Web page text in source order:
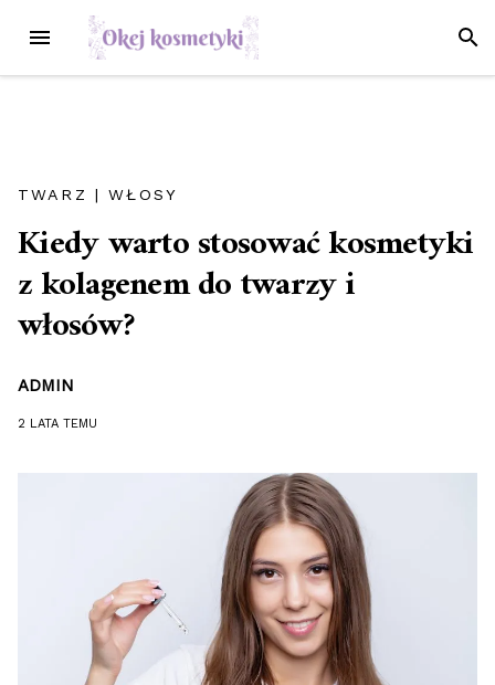
treści
MENU
TWARZ |WŁOSY
Kiedy warto stosować kosmetyki
z kolagenem do twarzy i
włosów?
ADMIN
2 LATA TEMU